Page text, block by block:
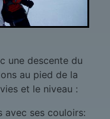
une descente du
au pied de la
et le niveau :
avec ses couloirs: